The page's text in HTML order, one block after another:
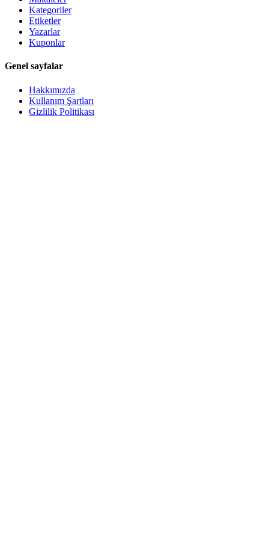
Kategoriler
Etiketler
Yazarlar
Kuponlar
Genel sayfalar
Hakkımızda
Kullanım Şartları
Gizlilik Politikası